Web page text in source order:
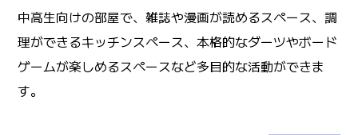
中高生向けの部屋で、雑誌や漫画が読めるスペース、調
理ができるキッチンスペース、本格的なダーツやボード
ゲームが楽しめるスペースなど多目的な活動ができま
す。